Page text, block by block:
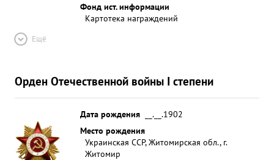
Фонд ист. информации
Картотека награждений
Ещё
Орден Отечественной войны I степени
Дата рождения
__.__.1902
Место рождения
Украинская ССР, Житомирская обл., г.
Житомир